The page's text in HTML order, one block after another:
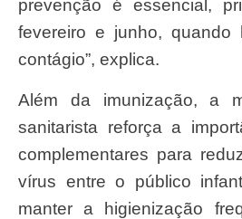
prevenção é essencial,
fevereiro e junho, quando
contágio”, explica.
Além da imunização, a médica pediatra e
sanitarista reforça a
complementares para
vírus entre o público
manter a higienização